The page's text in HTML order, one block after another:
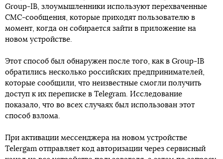
Group-IB, злоумышленники используют перехваченные
СМС-сообщения, которые приходят пользователю в
момент, когда он собирается зайти в приложение на
новом устройстве.
Этот способ был обнаружен после того, как в Group-IB
обратились несколько российских предпринимателей,
которые сообщили, что неизвестные смогли получить
доступ к их переписке в Telegram. Исследование
показало, что во всех случаях был использован этот
способ взлома.
При активации мессенджера на новом устройстве
Telergam отправляет код авторизации через сервисный